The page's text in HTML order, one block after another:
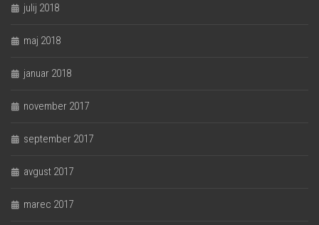
julij 2018
maj 2018
januar 2018
november 2017
september 2017
avgust 2017
marec 2017